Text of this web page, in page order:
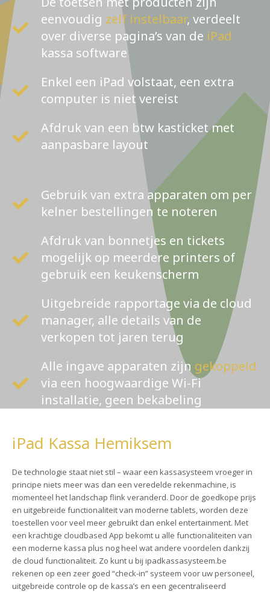
eenvoudig zelf instelbaar, verdeelt
over diverse pagina’s van de iPad
kassa software
Enkel een iPad volstaat, een extra
computer is niet vereist
Afdruk van een btw kasticket met
aanpasbare layout
Gebruik van extra apparaten om per
kelner bestellingen te noteren
Afdruk van bonnetjes en tickets
mogelijk op meerdere printers of
gebruik een keukenscherm
Uitgebreide rapportage via de cloud
manager, alle details van de
verkopen tot jaren terug
Alle ingave apparaten zijn gekoppeld
via een hoogwaardige Wi-Fi
installatie, geen bekabeling
iPad Kassa Hemiksem
De technologie staat niet stil – waar een kassasysteem vroeger in
principe niets meer was dan een veredelde rekenmachine, is
momenteel het landschap flink veranderd. Door de goedkope prijs
en uitgebreide functionaliteit van moderne tablets, worden deze
toestellen voor veel meer gebruikt dan enkel entertainment. Met
een krachtige cloudbased App bekomt u alle functionaliteiten van
een moderne kassa plus nog heel wat andere voordelen dankzij
de cloud functionaliteit. Zo kunt u bij ipadkassasysteem.be
rekenen op een zeer goed “check-in” systeem voor uw personeel,
uitgebreide controle op de kassa’s en een gecentraliseerd